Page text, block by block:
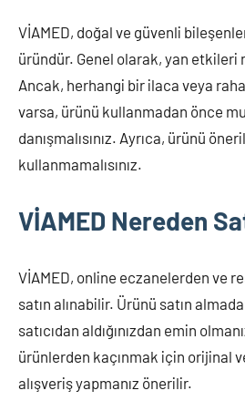
VİAMED, doğal ve güvenli
üründür. Genel olarak, yan etkileri
Ancak, herhangi bir ilaca veya
varsa, ürünü kullanmadan önce
danışmalısınız. Ayrıca, ürünü
kullanmamalısınız.
VİAMED Nereden
VİAMED, online eczanelerden ve
satın alınabilir. Ürünü satın
satıcıdan aldığınızdan emin
ürünlerden kaçınmak için orijinal
alışveriş yapmanız önerilir.